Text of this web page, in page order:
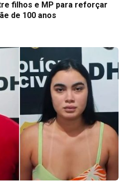
filhos e MP para reforçar
de 100 anos